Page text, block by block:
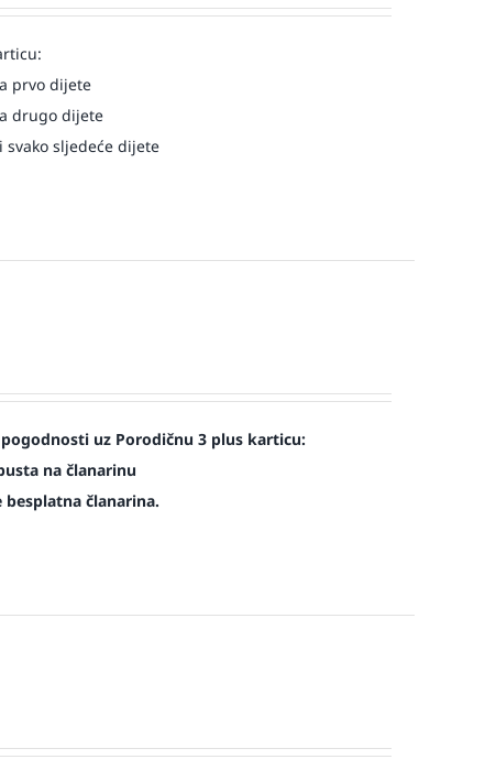
prvo dijete
drugo dijete
sljedeće dijete
uz Porodičnu 3 plus karticu:
na članarinu
članarina.